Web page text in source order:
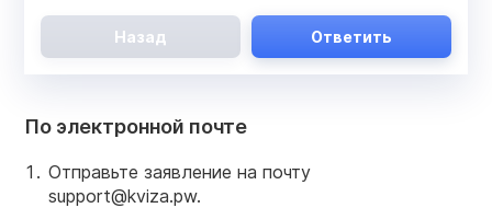
Назад Ответить
По электронной почте
Отправьте заявление на почту
support@kviza.pw.